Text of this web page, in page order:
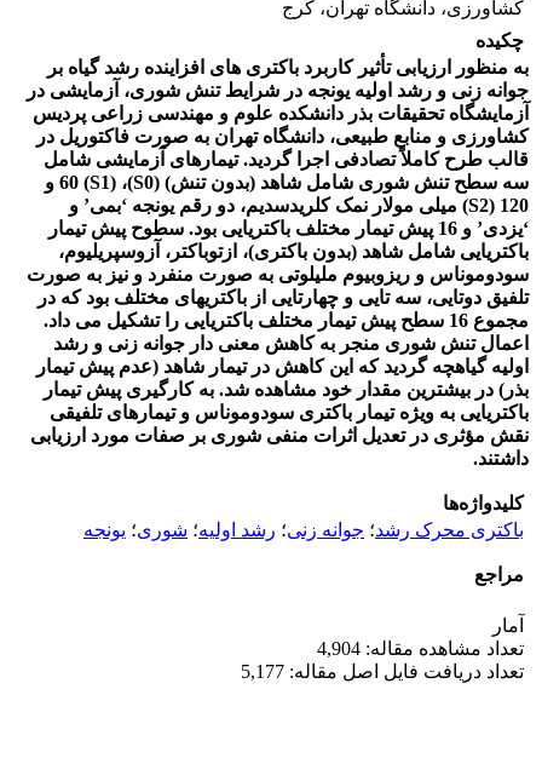
کشاورزی، دانشگاه تهران، کرج
چکیده
به منظور ارزیابی تأثیر کاربرد باکتری های افزاینده رشد گیاه بر
جوانه زنی و رشد اولیه یونجه در شرایط تنش شوری، آزمایشی در
آزمایشگاه تحقیقات بذر دانشکده علوم و مهندسی زراعی پردیس
کشاورزی و منابع طبیعی، دانشگاه تهران به صورت فاکتوریل در
قالب طرح کاملاً تصادفی اجرا گردید. تیمارهای آزمایشی شامل
سه سطح تنش شوری شامل شاهد (بدون تنش) (S0)، 60 (S1) و
120 (S2) میلی مولار نمک کلریدسدیم، دو رقم یونجه ‘بمی’ و
‘یزدی’ و 16 پیش تیمار مختلف باکتریایی بود. سطوح پیش تیمار
باکتریایی شامل شاهد (بدون باکتری)، ازتوباکتر، آزوسپریلیوم،
سودوموناس و ریزوبیوم ملیلوتی به صورت منفرد و نیز به صورت
تلفیق دوتایی، سه تایی و چهارتایی از باکتریهای مختلف بود که در
مجموع 16 سطح پیش تیمار مختلف باکتریایی را تشکیل می داد.
اعمال تنش شوری منجر به کاهش معنی دار جوانه زنی و رشد
اولیه گیاهچه گردید که این کاهش در تیمار شاهد (عدم پیش تیمار
بذر) در بیشترین مقدار خود مشاهده شد. به کارگیری پیش تیمار
باکتریایی به ویژه تیمار باکتری سودوموناس و تیمارهای تلفیقی
نقش مؤثری در تعدیل اثرات منفی شوری بر صفات مورد ارزیابی
داشتند.
کلیدواژه‌ها
باکتری محرک رشد؛ جوانه زنی؛ رشد اولیه؛ شوری؛ یونجه
مراجع
آمار
تعداد مشاهده مقاله: 4,904
تعداد دریافت فایل اصل مقاله: 5,177